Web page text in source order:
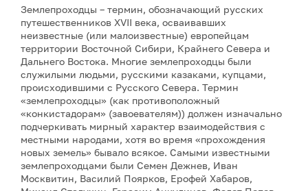
Землепроходцы – термин, обозначающий русских
путешественников XVII века, осваивавших
неизвестные (или малоизвестные) европейцам
территории Восточной Сибири, Крайнего Севера и
Дальнего Востока. Многие землепроходцы были
служилыми людьми, русскими казаками, купцами,
происходившими с Русского Севера. Термин
«землепроходцы» (как противоположный
«конкистадорам» (завоевателям)) должен изначально
подчеркивать мирный характер взаимодействия с
местными народами, хотя во время «прохождения
новых земель» бывало всякое. Самыми известными
землепроходцами были Семен Дежнев, Иван
Москвитин, Василий Поярков, Ерофей Хабаров,